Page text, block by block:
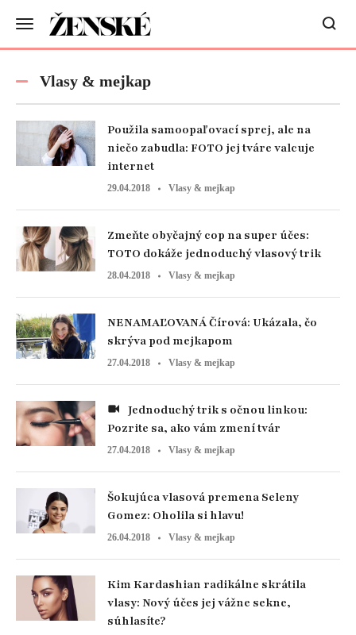
Vlasy & mejkap
Použila samoopaľovací sprej, ale na
niečo zabudla: FOTO jej tváre valcuje
internet
29.04.2018 Vlasy & mejkap
Zmeňte obyčajný cop na super účes:
TOTO dokáže jednoduchý vlasový trik
28.04.2018 Vlasy & mejkap
NENAMAĽOVANÁ Čírová: Ukázala, čo
skrýva pod mejkapom
27.04.2018 Vlasy & mejkap
Pozrite sa, ako vám zmení tvár
27.04.2018 Vlasy & mejkap
Šokujúca vlasová premena Seleny
Gomez: Oholila si hlavu!
26.04.2018 Vlasy & mejkap
Kim Kardashian radikálne skrátila
vlasy: Nový účes jej vážne sekne,
súhlasíte?